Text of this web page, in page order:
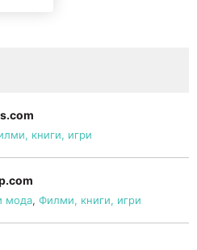
книги, игри
мода, Филми, книги, игри